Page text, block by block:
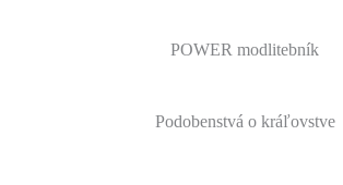
POWER modlitebník
Podobenstvá o kráľovstve